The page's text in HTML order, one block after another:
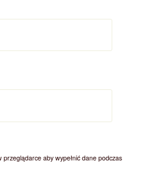
aby wypełnić dane podczas